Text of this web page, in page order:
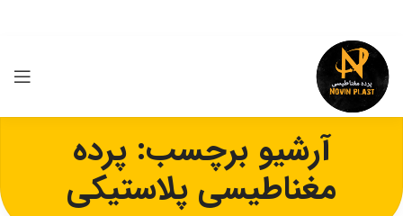
آرشیو برچسب: پرده
مغناطیسی پلاستیکی